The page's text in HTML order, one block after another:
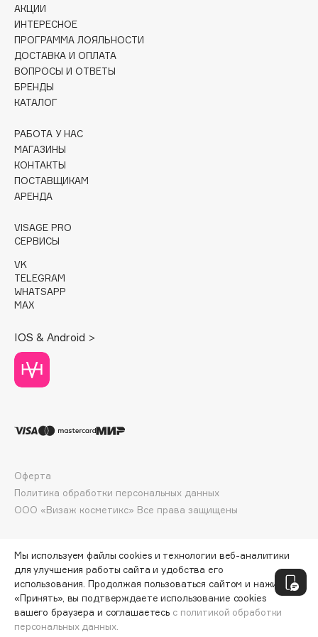
Collagenina
Consly
CosRX
Cottolina
Crescina
Cunzite
Curaprox
D
d'Alba
DARLING*
Darphin
Davines
Dessange
Dior
Divage
Dolomit
Dr. Vranjes Firenze
Dr.Althea
DSD de Luxe
Dyson
ДОБАВИТЬ В КОРЗИНУ
АКЦИИ
ИНТЕРЕСНОЕ
ПРОГРАММА ЛОЯЛЬНОСТИ
ДОСТАВКА И ОПЛАТА
ВОПРОСЫ И ОТВЕТЫ
БРЕНДЫ
КАТАЛОГ
РАБОТА У НАС
МАГАЗИНЫ
КОНТАКТЫ
ПОСТАВЩИКАМ
АРЕНДА
VISAGE PRO
СЕРВИСЫ
VK
TELEGRAM
WHATSAPP
MAX
IOS & Android >
ООО «Визаж косметикс» Все права защищены
Оферта
Политика обработки персональных данных
Мы используем файлы cookies и технологии веб-аналитики
для улучшения работы сайта и удобства его
использования. Продолжая пользоваться сайтом и нажимая
«Принять», вы подтверждаете использование cookies
вашего браузера и соглашаетесь с политикой обработки
персональных данных.